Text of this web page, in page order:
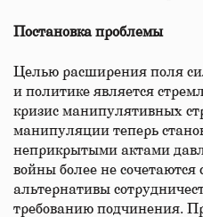
Постановка проблемы
Целью расширения поля
и политике является
кризис манипулятивных
манипуляции теперь
неприкрытыми актами
войны более не
альтернативы
требованию подчинения.